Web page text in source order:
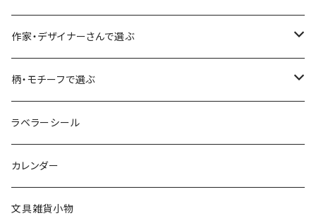
ミモザ
大枝活版室
星燈社
ミナペルホネン
BGM
eric
大枝活版室
ロール付箋
表現社（作家もの）
Hutte paper works
ヨハク
作家・デザイナーさんで選ぶ
ネクタイ
Hutte paper works
ヨハク
eric
柄・モチーフで選ぶ
フルーツ
食べ物・フード・スイーツ
パン・ブレッド
ラベラーシール
カレンダー
文具雑貨小物